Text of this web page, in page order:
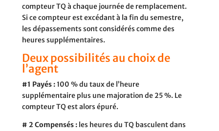
compteur TQ à chaque journée de remplacement.
Si ce compteur est excédant à la fin du semestre,
les dépassements sont considérés comme des
heures supplémentaires.
Deux possibilités au choix de
l’agent
#1 Payés :100 % du taux de l’heure
supplémentaire plus une majoration de 25 %. Le
compteur TQ est alors épuré.
# 2 Compensés : les heures du TQ basculent dans